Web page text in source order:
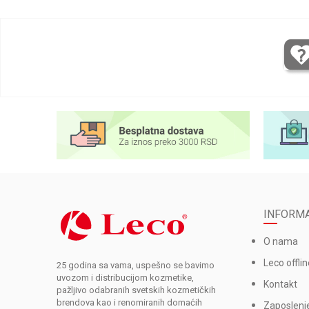
25 godina sa vama, uspešno se bavimo
uvozom i distribucijom kozmetike,
pažljivo odabranih svetskih kozmetičkih
brendova kao i renomiranih domaćih
O nama
Leco
Kontakt